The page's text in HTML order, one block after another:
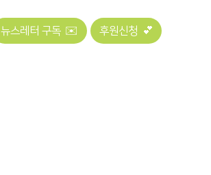
뉴스레터 구독 ✉️ 후원신청 💕